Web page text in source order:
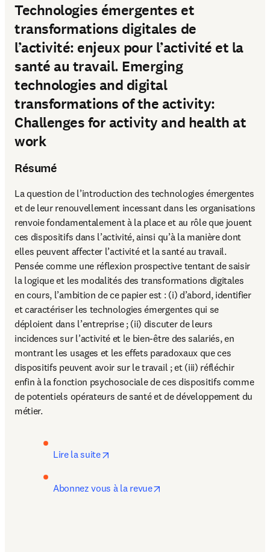
Technologies émergentes et
transformations digitales de
l’activité: enjeux pour l’activité et la
santé au travail. Emerging
technologies and digital
transformations of the activity:
Challenges for activity and health at
work
Résumé
La question de l’introduction des technologies émergentes
et de leur renouvellement incessant dans les organisations
renvoie fondamentalement à la place et au rôle que jouent
ces dispositifs dans l’activité, ainsi qu’à la manière dont
elles peuvent affecter l’activité et la santé au travail.
Pensée comme une réflexion prospective tentant de saisir
la logique et les modalités des transformations digitales
en cours, l’ambition de ce papier est : (i) d’abord, identifier
et caractériser les technologies émergentes qui se
déploient dans l’entreprise ; (ii) discuter de leurs
incidences sur l’activité et le bien-être des salariés, en
montrant les usages et les effets paradoxaux que ces
dispositifs peuvent avoir sur le travail ; et (iii) réfléchir
enfin à la fonction psychosociale de ces dispositifs comme
de potentiels opérateurs de santé et de développement du
métier.
Lire la suite
Abonnez vous à la revue